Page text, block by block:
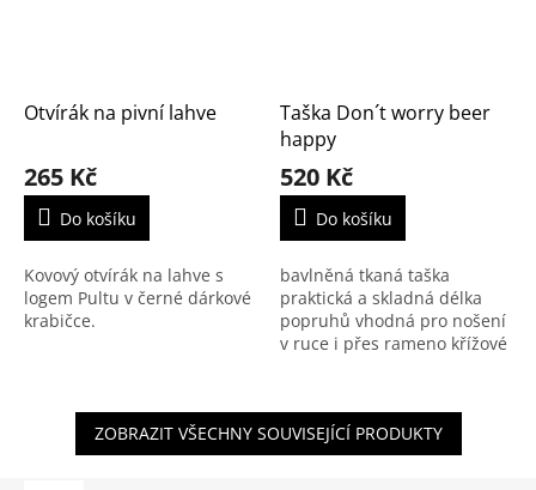
Otvírák na pivní lahve
265 Kč
Do košíku
Kovový otvírák na lahve s
logem Pultu v černé dárkové
krabičce.
Taška Don´t worry beer
happy
520 Kč
Do košíku
bavlněná tkaná taška
praktická a skladná délka
popruhů vhodná pro nošení
v ruce i přes rameno křížové
ZOBRAZIT VŠECHNY SOUVISEJÍCÍ PRODUKTY